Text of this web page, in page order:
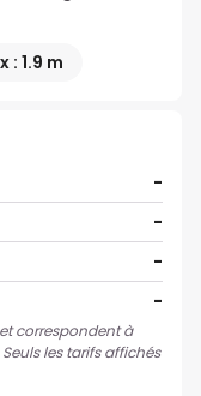
: 1.9 m
-
-
-
-
correspondent à
les tarifs affichés